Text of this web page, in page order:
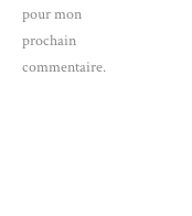
pour mon
prochain
commentaire.